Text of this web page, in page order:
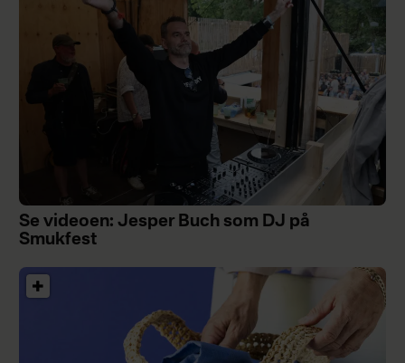
Se videoen: Jesper Buch som DJ på
Smukfest